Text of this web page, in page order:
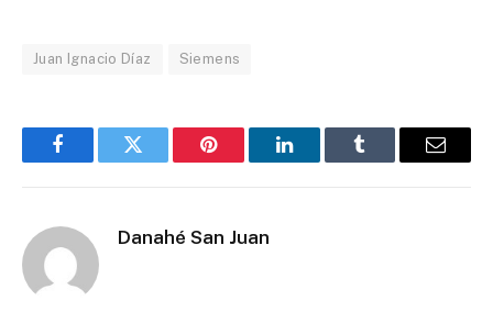
Juan Ignacio Díaz Siemens
FacebookTwitter Pinterest LinkedInTumblr Email
Danahé San Juan